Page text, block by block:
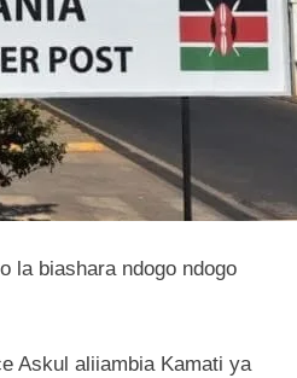
la biashara ndogo ndogo
Askul aliiambia Kamati ya